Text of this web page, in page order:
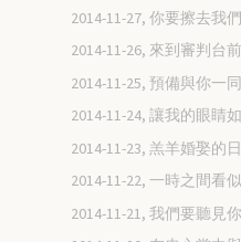
2014-11-27, 你要擦去我
2014-11-26, 來到審判台
2014-11-25, 預備與你一
2014-11-24, 讓我的眼睛
2014-11-23, 羔羊婚娶的
2014-11-22, 一時之間看
2014-11-21, 我們要聽見